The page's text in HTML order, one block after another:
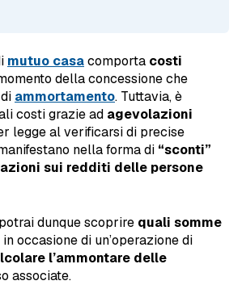
mutuo casacomporta costi
della concessione che
ammortamento. Tuttavia, è
costi grazie ad agevolazioni
legge al verificarsi di precise
nella forma di “sconti”
sui redditi delle persone
dunque scoprire quali somme
in occasione di un’operazione di
l’ammontare delle
associate.